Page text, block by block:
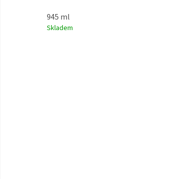
945 ml
Skladem